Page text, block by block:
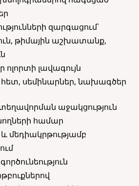
զարգացում՝
թիմային աշխատանք,
լավագույն
սեմինարներ, նախագծեր
աջակցություն
համար